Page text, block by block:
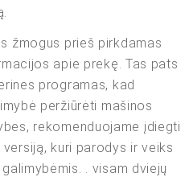
žmogus prieš pirkdamas
apie prekę. Tas pats
programas, kad
peržiūrėti mašinos
rekomenduojame įdiegti
kuri parodys ir veiks
. visam dviejų